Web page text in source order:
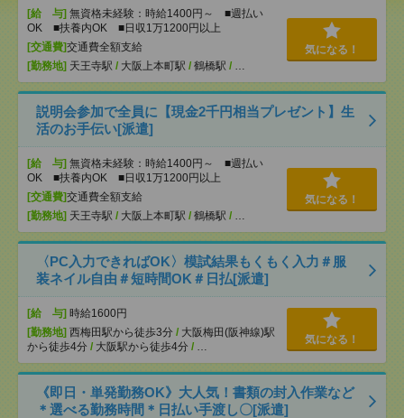
[給 与] 無資格未経験：時給1400円～ ■週払い
OK ■扶養内OK ■日収1万1200円以上
[交通費]交通費全額支給
[勤務地] 天王寺駅 / 大阪上本町駅 / 鶴橋駅 / …
気になる！
説明会参加で全員に【現金2千円相当プレゼント】生
活のお手伝い[派遣]
[給 与] 無資格未経験：時給1400円～ ■週払い
OK ■扶養内OK ■日収1万1200円以上
[交通費]交通費全額支給
[勤務地] 天王寺駅 / 大阪上本町駅 / 鶴橋駅 / …
気になる！
〈PC入力できればOK〉模試結果もくもく入力＃服
装ネイル自由＃短時間OK＃日払[派遣]
[給 与] 時給1600円
[勤務地] 西梅田駅から徒歩3分 / 大阪梅田(阪神線)駅
から徒歩4分 / 大阪駅から徒歩4分 / …
気になる！
《即日・単発勤務OK》大人気！書類の封入作業など
＊選べる勤務時間＊日払い手渡し〇[派遣]